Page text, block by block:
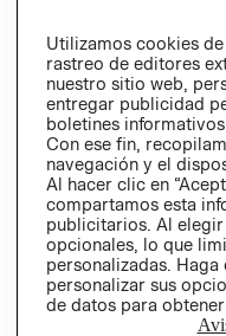
Y
Colombia ($)
CAMBIAR REGIÓN
Utilizamos cookies
rastreo de editores
nuestro sitio web,
entregar publicidad
boletines
Con ese fin,
navegación y el
Al hacer clic en
compartamos esta
publicitarios. Al elegir
opcionales, lo que
personalizadas.
personalizar sus
de datos para